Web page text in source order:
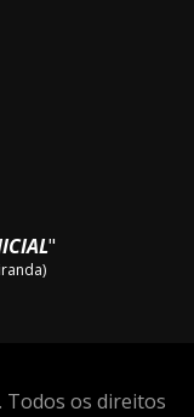
"
Todos os direitos